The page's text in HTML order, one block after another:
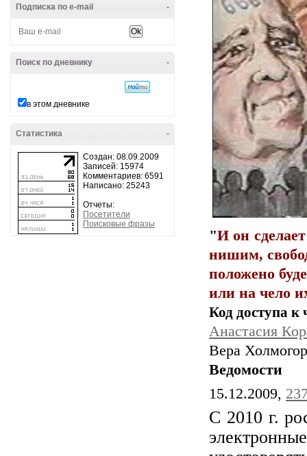
-
Подписка по e-mail
-
Поиск по дневнику
в этом дневнике
-
Статистика
Создан: 08.09.2009
Записей: 15974
Комментариев: 6591
Написано: 25243
Отчеты:
Посетители
Поисковые фразы
"И он
нишим,
положено
или на чело
Код доступа к
Анастасия
Вера
Ведомости
15.12.2009,
С 2010 г.